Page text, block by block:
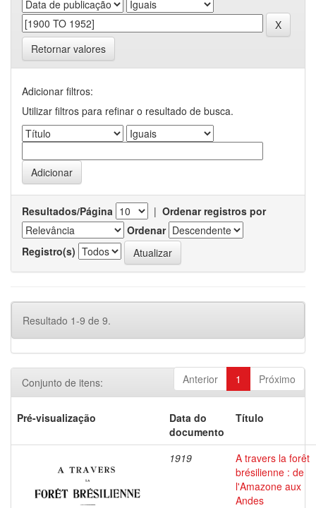
Retornar valores
Adicionar filtros:
Utilizar filtros para refinar o resultado de busca.
Resultados/Página | Ordenar registros por
Ordenar
Registro(s)
Resultado 1-9 de 9.
Anterior 1 Próximo
Conjunto de itens:
Pré-visualização
Data do
documento
Título
1919
A travers la forêt
brésilienne : de
l'Amazone aux
Andes